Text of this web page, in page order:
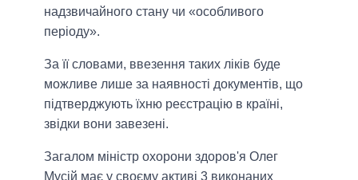
надзвичайного стану чи «особливого
періоду».
За її словами, ввезення таких ліків буде
можливе лише за наявності документів, що
підтверджують їхню реєстрацію в країні,
звідки вони завезені.
Загалом міністр охорони здоров'я Олег
Мусій має у своєму активі 3 виконаних